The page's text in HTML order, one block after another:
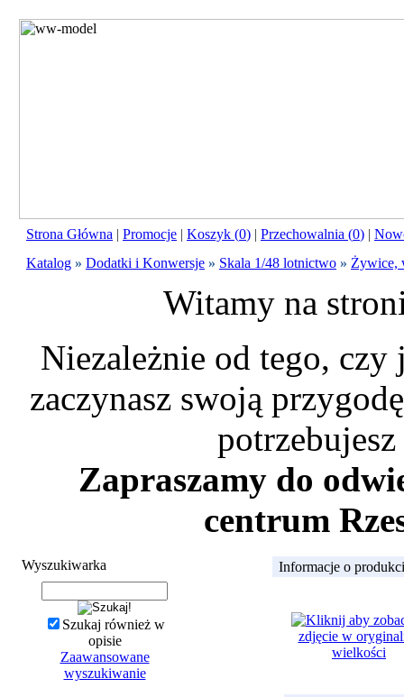
Strona Główna | Promocje | Koszyk (0) | Przechowalnia (0) |
Katalog » Dodatki i Konwersje » Skala 1/48 lotnictwo » Żywice,
Witamy na
Niezależnie od tego, czy
zaczynasz swoją
Zapraszamy do
centrum
Wyszukiwarka
Szukaj również w
opisie
Zaawansowane
wyszukiwanie
Informacje o